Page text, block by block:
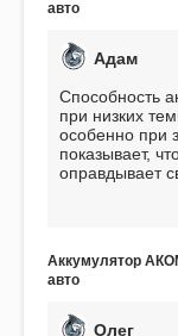
авто
Адам
Способность
при низких
особенно при
показывает,
оправдывает
пожалел.
Аккумулятор
авто
Олег